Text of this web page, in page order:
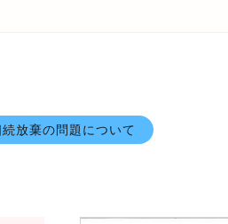
続放棄の問題について